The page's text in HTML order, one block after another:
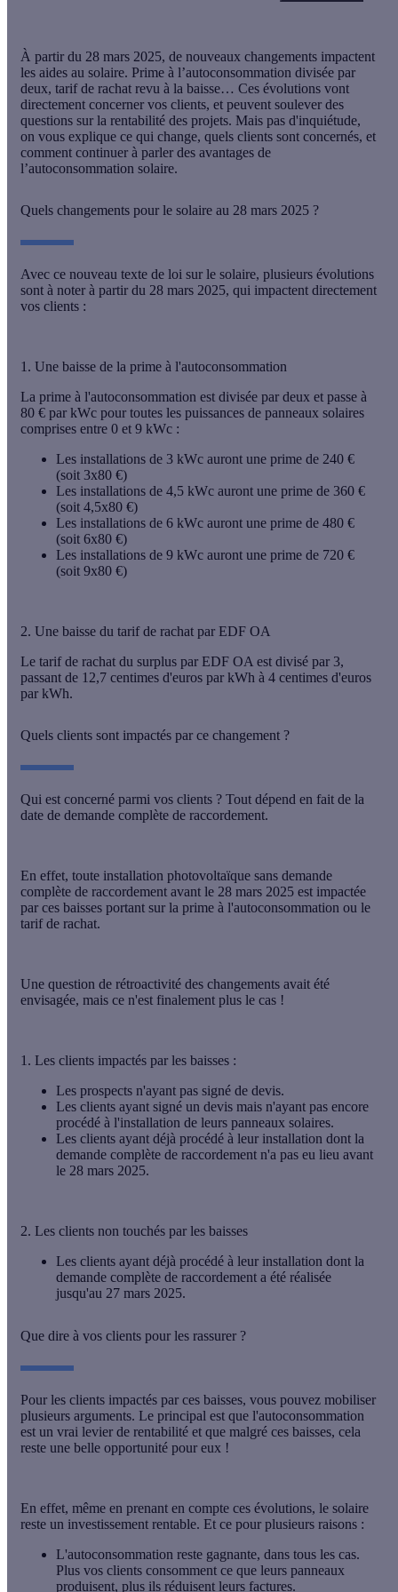
À partir du 28 mars 2025, de nouveaux changements impactent
les aides au solaire. Prime à l’autoconsommation divisée par
deux, tarif de rachat revu à la baisse… Ces évolutions vont
directement concerner vos clients, et peuvent soulever des
questions sur la rentabilité des projets. Mais pas d'inquiétude,
on vous explique ce qui change, quels clients sont concernés, et
comment continuer à parler des avantages de
l’autoconsommation solaire.
Quels changements pour le solaire au 28 mars 2025 ?
Avec ce nouveau texte de loi sur le solaire, plusieurs évolutions
sont à noter à partir du 28 mars 2025, qui impactent directement
vos clients :
1. Une baisse de la prime à l'autoconsommation
La prime à l'autoconsommation est divisée par deux et passe à
80 € par kWc pour toutes les puissances de panneaux solaires
comprises entre 0 et 9 kWc :
Les installations de 3 kWc auront une prime de 240 €
(soit 3x80 €)
Les installations de 4,5 kWc auront une prime de 360 €
(soit 4,5x80 €)
Les installations de 6 kWc auront une prime de 480 €
(soit 6x80 €)
Les installations de 9 kWc auront une prime de 720 €
(soit 9x80 €)
2. Une baisse du tarif de rachat par EDF OA
Le tarif de rachat du surplus par EDF OA est divisé par 3,
passant de 12,7 centimes d'euros par kWh à 4 centimes d'euros
par kWh.
Quels clients sont impactés par ce changement ?
Qui est concerné parmi vos clients ? Tout dépend en fait de la
date de demande complète de raccordement.
En effet, toute installation photovoltaïque sans demande
complète de raccordement avant le 28 mars 2025 est impactée
par ces baisses portant sur la prime à l'autoconsommation ou le
tarif de rachat.
Une question de rétroactivité des changements avait été
envisagée, mais ce n'est finalement plus le cas !
1. Les clients impactés par les baisses :
Les prospects n'ayant pas signé de devis.
Les clients ayant signé un devis mais n'ayant pas encore
procédé à l'installation de leurs panneaux solaires.
Les clients ayant déjà procédé à leur installation dont la
demande complète de raccordement n'a pas eu lieu avant
le 28 mars 2025.
2. Les clients non touchés par les baisses
Les clients ayant déjà procédé à leur installation dont la
demande complète de raccordement a été réalisée
jusqu'au 27 mars 2025.
Que dire à vos clients pour les rassurer ?
Pour les clients impactés par ces baisses, vous pouvez mobiliser
plusieurs arguments. Le principal est que l'autoconsommation
est un vrai levier de rentabilité et que malgré ces baisses, cela
reste une belle opportunité pour eux !
En effet, même en prenant en compte ces évolutions, le solaire
reste un investissement rentable. Et ce pour plusieurs raisons :
L'autoconsommation reste gagnante, dans tous les cas.
Plus vos clients consomment ce que leurs panneaux
produisent, plus ils réduisent leurs factures.